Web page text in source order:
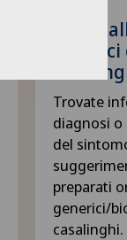
Guida
Trovate
diagnosi o
del
preparati
generici/
casalinghi.